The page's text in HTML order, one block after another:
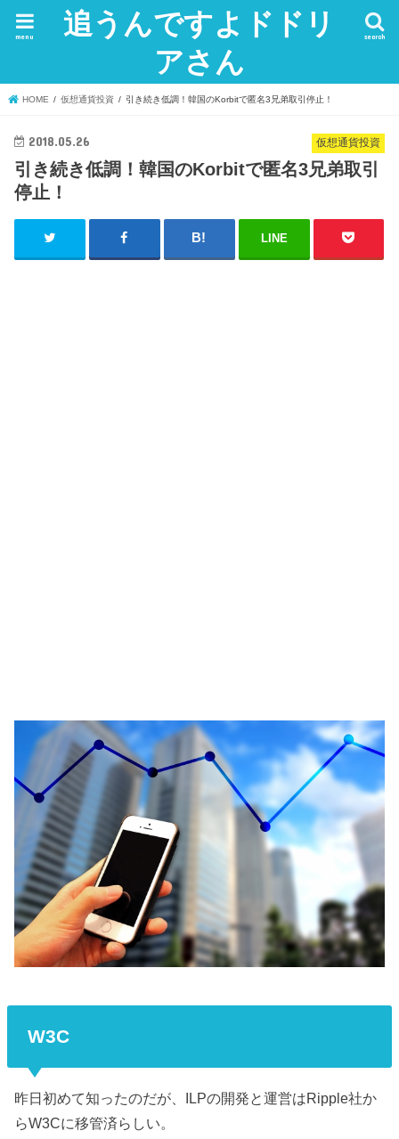
追うんですよドドリ
アさん
search
menu
HOME 仮想通貨投資 引き続き低調！韓国のKorbitで匿名3兄弟取引停止！
仮想通貨投資
2018.05.26
引き続き低調！韓国のKorbitで匿名3兄弟取引
停止！
LINE
W3C
昨日初めて知ったのだが、ILPの開発と運営はRipple社か
らW3Cに移管済らしい。